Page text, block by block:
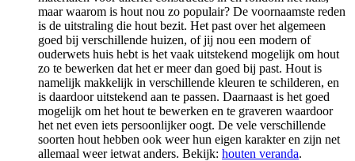
maar waarom is hout nou zo populair? De voornaamste reden
is de uitstraling die hout bezit. Het past over het algemeen
goed bij verschillende huizen, of jij nou een modern of
ouderwets huis hebt is het vaak uitstekend mogelijk om hout
zo te bewerken dat het er meer dan goed bij past. Hout is
namelijk makkelijk in verschillende kleuren te schilderen, en
is daardoor uitstekend aan te passen. Daarnaast is het goed
mogelijk om het hout te bewerken en te graveren waardoor
het net even iets persoonlijker oogt. De vele verschillende
soorten hout hebben ook weer hun eigen karakter en zijn net
allemaal weer ietwat anders. Bekijk: houten veranda.